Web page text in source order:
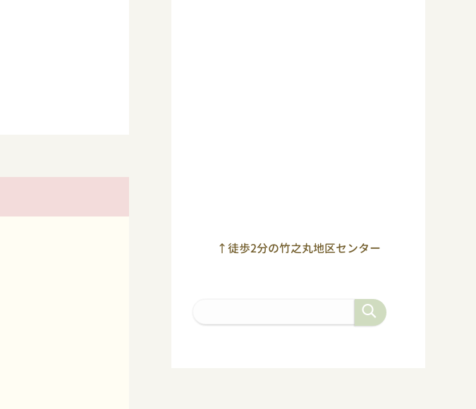
↑徒歩2分の竹之丸地区センター